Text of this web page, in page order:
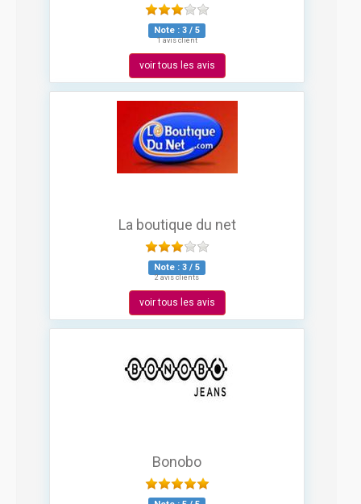
Note : 3 / 5
1 avis client
voir tous les avis
La boutique du net
Note : 3 / 5
2 avis clients
voir tous les avis
Bonobo